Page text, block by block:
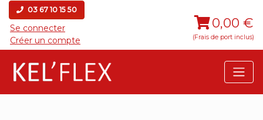
03 67 10 15 50
Se connecter
Créer un compte
0,00 €
(Frais de port inclus)